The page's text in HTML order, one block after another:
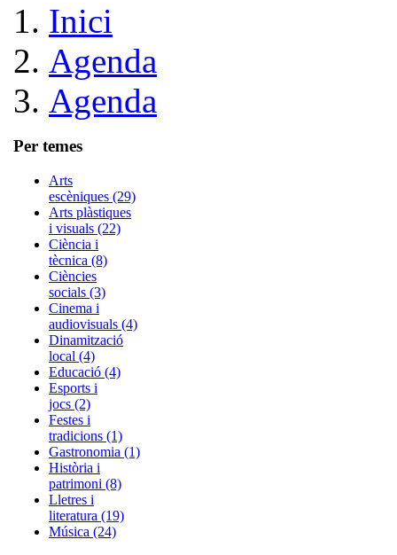
Inici
Agenda
Agenda
Per temes
Arts
escèniques (29)
Arts plàstiques
i visuals (22)
Ciència i
tècnica (8)
Ciències
socials (3)
Cinema i
audiovisuals (4)
Dinamització
local (4)
Educació (4)
Esports i
jocs (2)
Festes i
tradicions (1)
Gastronomia (1)
Història i
patrimoni (8)
Lletres i
literatura (19)
Música (24)